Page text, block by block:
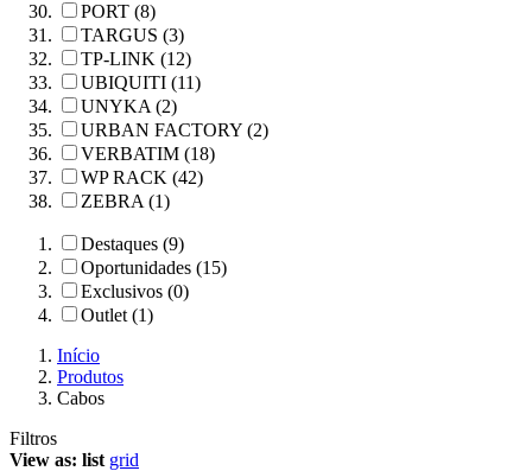
PORT (8)
TARGUS (3)
TP-LINK (12)
UBIQUITI (11)
UNYKA (2)
URBAN FACTORY (2)
VERBATIM (18)
WP RACK (42)
ZEBRA (1)
Destaques (9)
Oportunidades (15)
Exclusivos (0)
Outlet (1)
Início
Produtos
Cabos
Filtros
View as: list grid